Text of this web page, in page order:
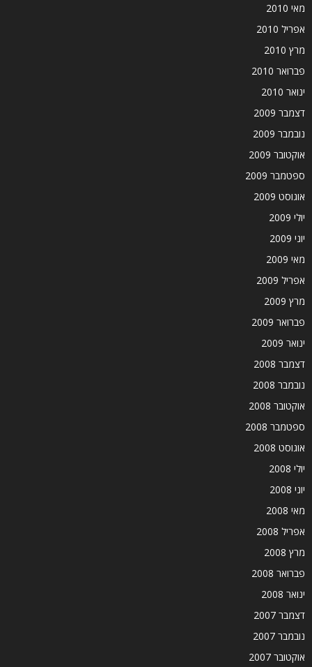
מאי 2010
אפריל 2010
מרץ 2010
פברואר 2010
ינואר 2010
דצמבר 2009
נובמבר 2009
אוקטובר 2009
ספטמבר 2009
אוגוסט 2009
יולי 2009
יוני 2009
מאי 2009
אפריל 2009
מרץ 2009
פברואר 2009
ינואר 2009
דצמבר 2008
נובמבר 2008
אוקטובר 2008
ספטמבר 2008
אוגוסט 2008
יולי 2008
יוני 2008
מאי 2008
אפריל 2008
מרץ 2008
פברואר 2008
ינואר 2008
דצמבר 2007
נובמבר 2007
אוקטובר 2007